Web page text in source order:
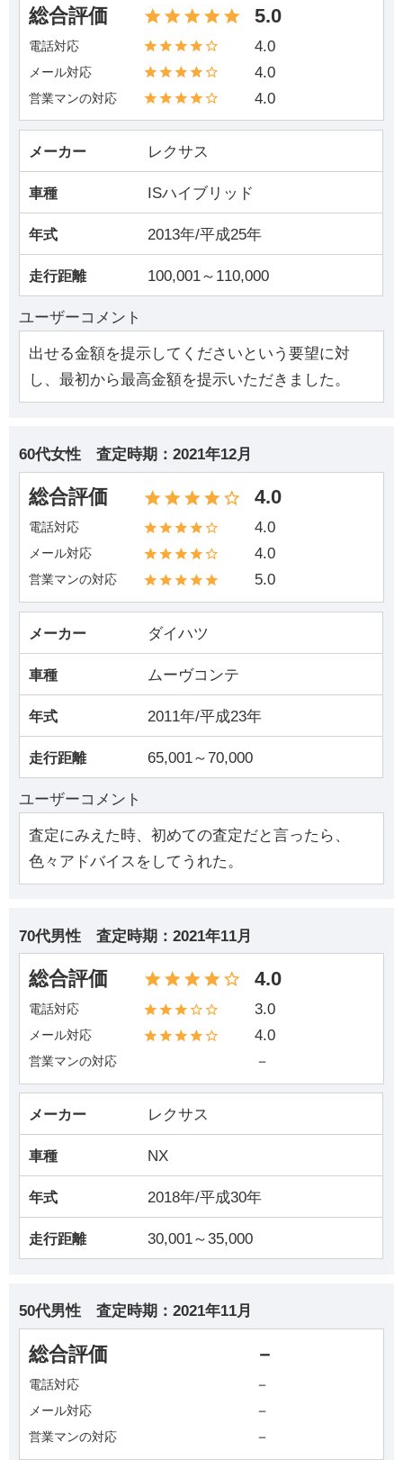
総合評価 5.0
電話対応 4.0
メール対応 4.0
営業マンの対応 4.0
メーカー レクサス
車種 ISハイブリッド
年式 2013年/平成25年
走行距離 100,001～110,000
ユーザーコメント
出せる金額を提示してくださいという要望に対
し、最初から最高金額を提示いただきました。
60代女性 査定時期： 2021年12月
総合評価 4.0
電話対応 4.0
メール対応 4.0
営業マンの対応 5.0
メーカー ダイハツ
車種 ムーヴコンテ
年式 2011年/平成23年
走行距離 65,001～70,000
ユーザーコメント
査定にみえた時、初めての査定だと言ったら、
色々アドバイスをしてうれた。
70代男性 査定時期： 2021年11月
総合評価 4.0
電話対応 3.0
メール対応 4.0
営業マンの対応 －
メーカー レクサス
車種 NX
年式 2018年/平成30年
走行距離 30,001～35,000
50代男性 査定時期： 2021年11月
総合評価 －
電話対応 －
メール対応 －
営業マンの対応 －